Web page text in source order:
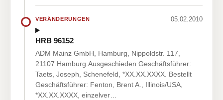
VERÄNDERUNGEN 05.02.2010
HRB 96152
ADM Mainz GmbH, Hamburg, Nippoldstr. 117,
21107 Hamburg.Ausgeschieden Geschäftsführer:
Taets, Joseph, Schenefeld, *XX.XX.XXXX. Bestellt
Geschäftsführer: Fenton, Brent A., Illinois/USA,
*XX.XX.XXXX, einzelver…